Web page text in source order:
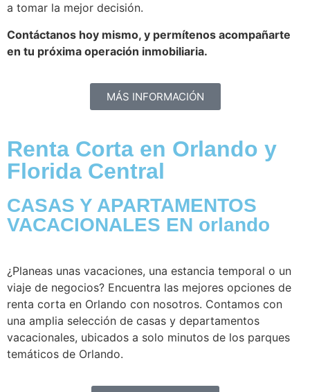
a tomar la mejor decisión.
Contáctanos hoy mismo, y permítenos acompañarte
en tu próxima operación inmobiliaria.
MÁS INFORMACIÓN
Renta Corta en Orlando y
Florida Central
CASAS Y APARTAMENTOS
VACACIONALES EN orlando
¿Planeas unas vacaciones, una estancia temporal o un
viaje de negocios? Encuentra las mejores opciones de
renta corta en Orlando con nosotros. Contamos con
una amplia selección de casas y departamentos
vacacionales, ubicados a solo minutos de los parques
temáticos de Orlando.